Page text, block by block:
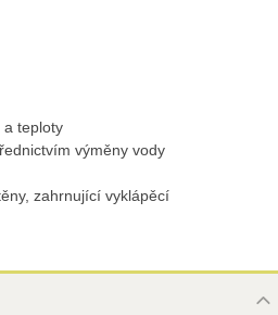
a teploty
výměny vody
zahrnující vyklápěcí